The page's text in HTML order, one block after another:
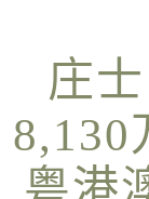
庄
8,130